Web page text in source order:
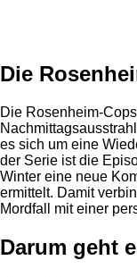
Die
Die Rosenheim-
es sich um eine
der Serie ist die
Winter eine neue
ermittelt. Damit
Mordfall mit einer
Darum geht